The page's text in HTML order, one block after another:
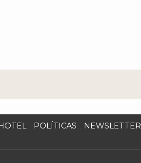
POLÍTICAS NEWSLETTER